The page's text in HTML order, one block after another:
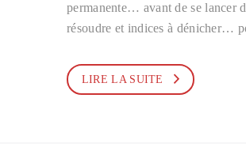
permanente… avant de se lancer
résoudre et indices à dénicher…
LIRE LA SUITE